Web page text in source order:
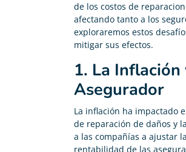
de los costos de
afectando tanto a los
exploraremos estos
mitigar sus efectos.
1. La
Asegurador
La inflación ha impactado
de reparación de daños y
a las compañías a ajustar
rentabilidad de las